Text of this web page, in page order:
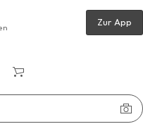
Zur App